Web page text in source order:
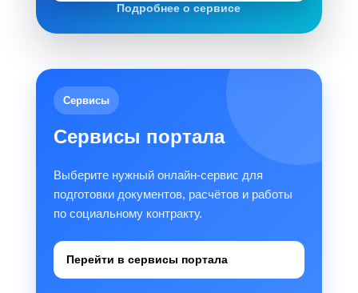
Подробнее о сервисе
Сервисы
Сервисы портала
Выберите нужный онлайн-сервис для
подготовки документов, расчётов и работы
по социальному контракту.
Перейти в сервисы портала